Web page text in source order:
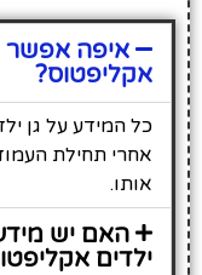
איפה אפשר
אקליפטוס?
כל המידע על גן
אחרי תחילת
אותו.
האם יש מידע
ילדים